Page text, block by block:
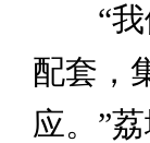
“我们
配套，
应。”